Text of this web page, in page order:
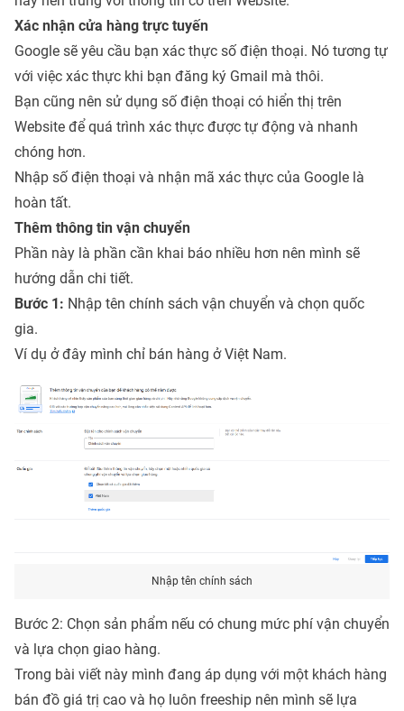
Xác nhận cửa hàng trực tuyến
Google sẽ yêu cầu bạn xác thực số điện thoại. Nó tương tự
với việc xác thực khi bạn đăng ký Gmail mà thôi.
Bạn cũng nên sử dụng số điện thoại có hiển thị trên
Website để quá trình xác thực được tự động và nhanh
chóng hơn.
Nhập số điện thoại và nhận mã xác thực của Google là
hoàn tất.
Thêm thông tin vận chuyển
Phần này là phần cần khai báo nhiều hơn nên mình sẽ
hướng dẫn chi tiết.
Bước 1: Nhập tên chính sách vận chuyển và chọn quốc
gia.
Ví dụ ở đây mình chỉ bán hàng ở Việt Nam.
Nhập tên chính sách
Bước 2: Chọn sản phẩm nếu có chung mức phí vận chuyển
và lựa chọn giao hàng.
Trong bài viết này mình đang áp dụng với một khách hàng
bán đồ giá trị cao và họ luôn freeship nên mình sẽ lựa